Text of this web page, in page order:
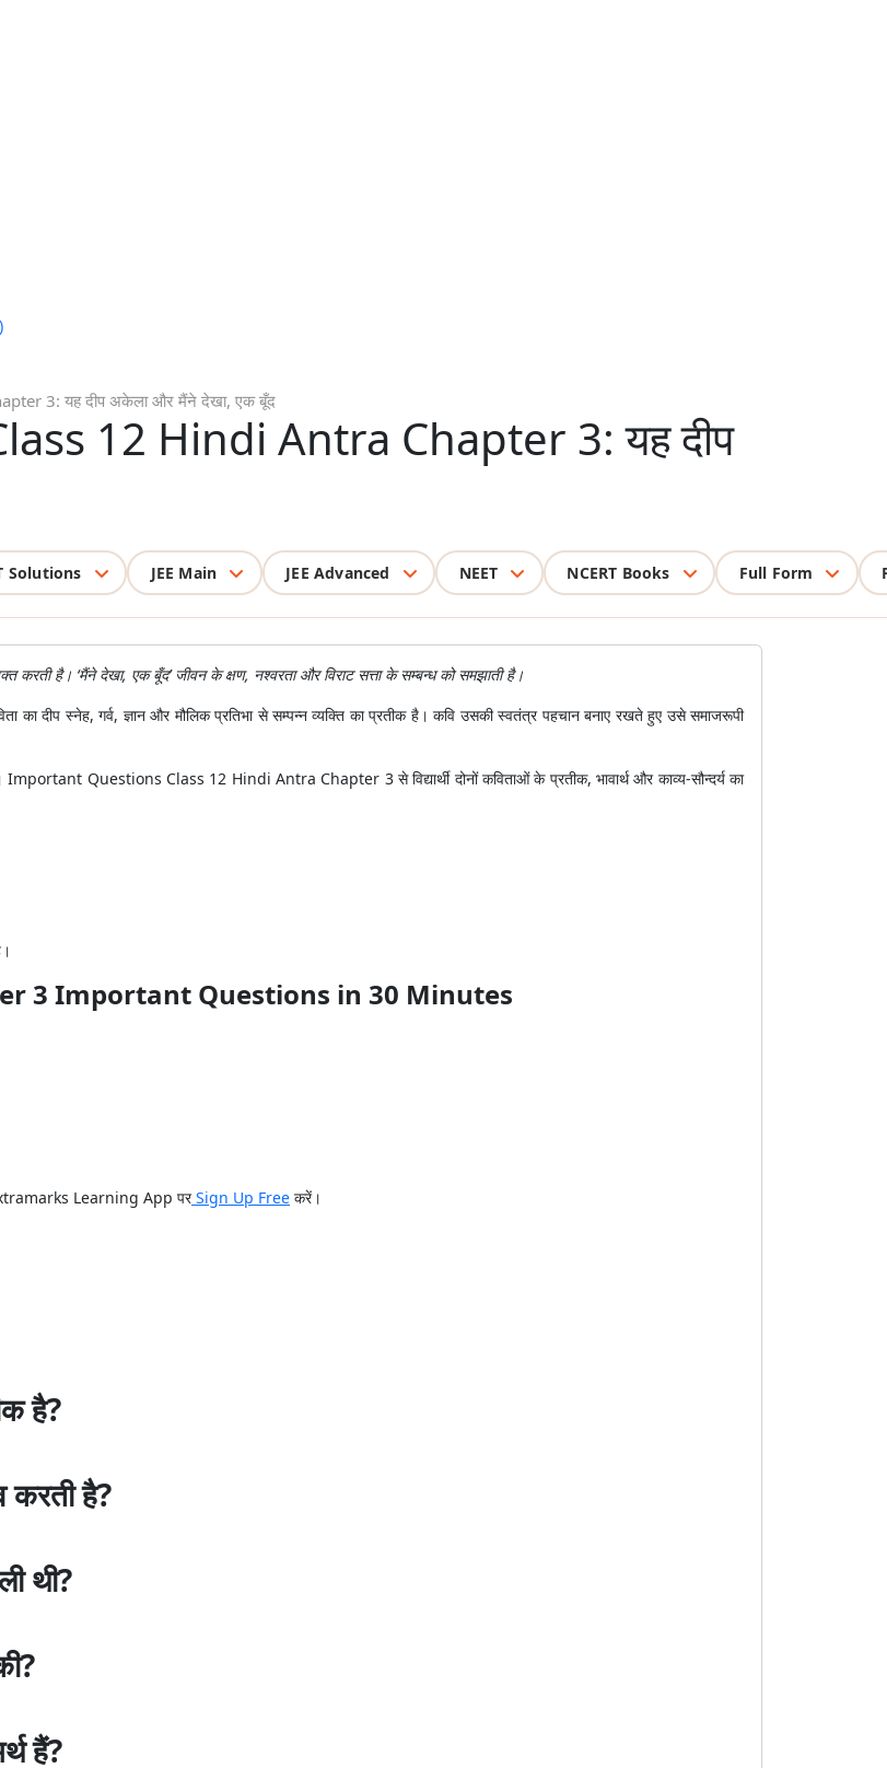
3: यह दीप अकेला और मैंने देखा, एक बूँद
12 Hindi Antra Chapter 3: यह दीप
Solutions JEE Main JEE Advanced NEET NCERT Books Full Form
करती है। ‘मैंने देखा, एक बूँद’ जीवन के क्षण, नश्वरता और विराट सत्ता के सम्बन्ध को समझाती है।
का दीप स्नेह, गर्व, ज्ञान और मौलिक प्रतिभा से सम्पन्न व्यक्ति का प्रतीक है। कवि उसकी स्वतंत्र पहचान बनाए रखते हुए उसे समाजरूपी
Questions Class 12 Hindi Antra Chapter 3 से विद्यार्थी दोनों कविताओं के प्रतीक, भावार्थ और काव्य-सौन्दर्य का
3 Important Questions in 30 Minutes
Learning App पर Sign Up Free करें।
है?
करती है?
थी?
हैं?